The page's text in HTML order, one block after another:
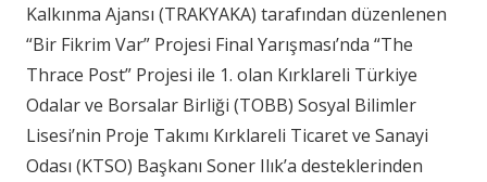
Kalkınma Ajansı (TRAKYAKA) tarafından düzenlenen
“Bir Fikrim Var” Projesi Final Yarışması’nda “The
Thrace Post” Projesi ile 1. olan Kırklareli Türkiye
Odalar ve Borsalar Birliği (TOBB) Sosyal Bilimler
Lisesi’nin Proje Takımı Kırklareli Ticaret ve Sanayi
Odası (KTSO) Başkanı Soner Ilık’a desteklerinden